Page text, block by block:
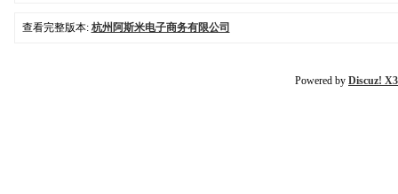
查看完整版本: 杭州阿斯米电子商务有限公司
Powered by Discuz!